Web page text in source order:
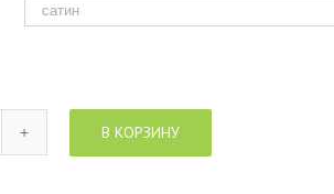
В КОРЗИНУ